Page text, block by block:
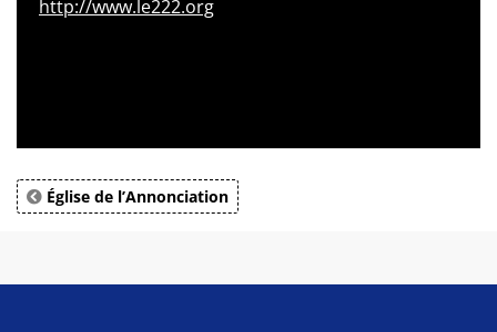
http://www.le222.org
Église de l’Annonciation